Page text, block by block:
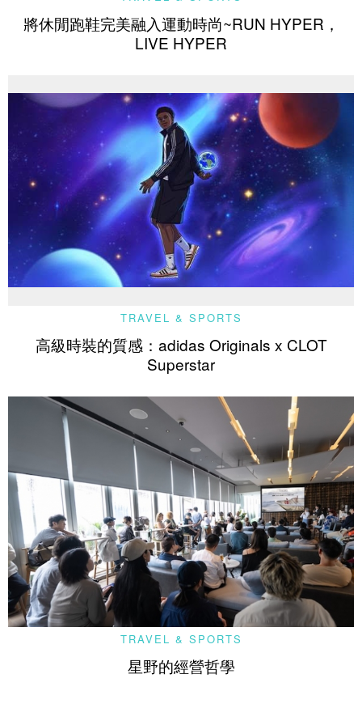
將休閒跑鞋完美融入運動時尚~RUN HYPER，
LIVE HYPER
TRAVEL & SPORTS
高級時裝的質感：adidas Originals x CLOT
Superstar
TRAVEL & SPORTS
星野的經營哲學